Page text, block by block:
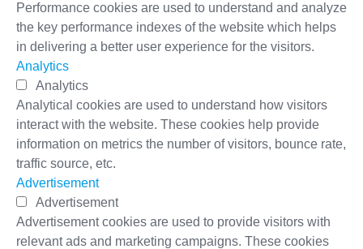
Performance cookies are used to understand and analyze
the key performance indexes of the website which helps
in delivering a better user experience for the visitors.
Analytics
Analytics
Analytical cookies are used to understand how visitors
interact with the website. These cookies help provide
information on metrics the number of visitors, bounce rate,
traffic source, etc.
Advertisement
Advertisement
Advertisement cookies are used to provide visitors with
relevant ads and marketing campaigns. These cookies